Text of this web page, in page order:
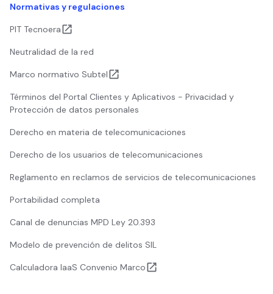
Normativas y regulaciones
PIT Tecnoera
Neutralidad de la red
Marco normativo Subtel
Términos del Portal Clientes y Aplicativos - Privacidad y
Protección de datos personales
Derecho en materia de telecomunicaciones
Derecho de los usuarios de telecomunicaciones
Reglamento en reclamos de servicios de telecomunicaciones
Portabilidad completa
Canal de denuncias MPD Ley 20.393
Modelo de prevención de delitos SIL
Calculadora IaaS Convenio Marco